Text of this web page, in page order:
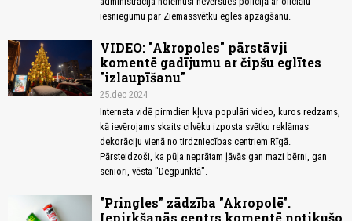
iesniegumu par Ziemassvētku egles apzagšanu.
VIDEO: "Akropoles" pārstāvji
komentē gadījumu ar čipšu eglītes
"izlaupīšanu"
25.dec 2024
Interneta vidē pirmdien kļuva populāri video, kuros redzams,
kā ievērojams skaits cilvēku izposta svētku reklāmas
dekorāciju vienā no tirdzniecības centriem Rīgā.
Pārsteidzoši, ka pūļa neprātam ļāvās gan mazi bērni, gan
seniori, vēsta "Degpunktā".
"Pringles" zādzība "Akropolē".